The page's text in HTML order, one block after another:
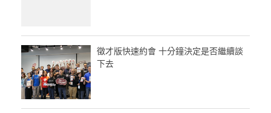
徵才版快速約會 十分鐘決定是否繼續談
下去